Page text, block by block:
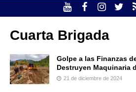
Cuarta Brigada
Golpe a las Finanzas
Destruyen Maquinaria
21 de diciembre de 2024